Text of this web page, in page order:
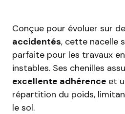
Conçue pour évoluer sur
accidentés, cette nacelle
parfaite pour les travaux
instables. Ses chenilles
excellente adhérence et
répartition du poids,
le sol.